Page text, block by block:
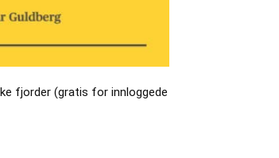
fjorder (gratis for innloggede